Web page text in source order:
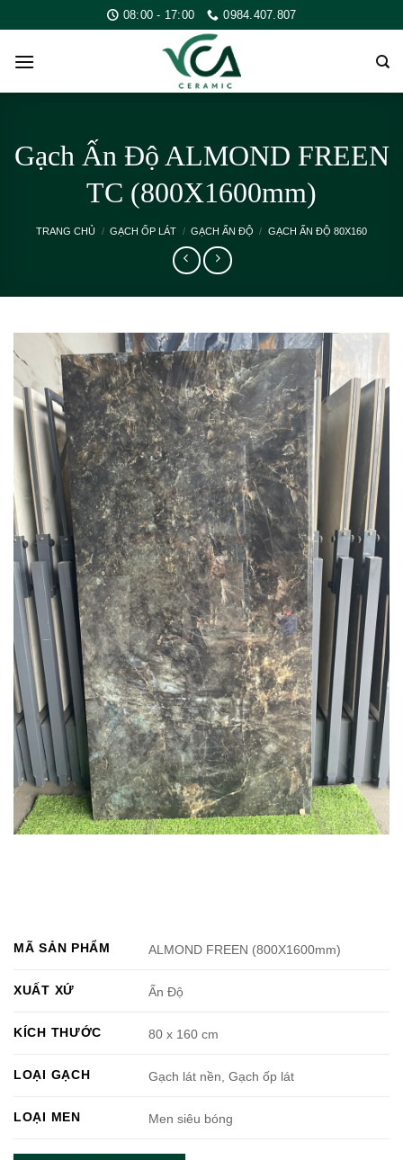
to
content
08:00 - 17:00 0984.407.807
Gạch Ấn Độ ALMOND FREEN
TC (800X1600mm)
TRANG CHỦ / GẠCH ỐP LÁT / GẠCH ẤN ĐỘ / GẠCH ẤN ĐỘ 80X160
MÃ SẢN PHẨM ALMOND FREEN (800X1600mm)
XUẤT XỨ Ấn Độ
KÍCH THƯỚC 80 x 160 cm
LOẠI GẠCH Gạch lát nền, Gạch ốp lát
LOẠI MEN Men siêu bóng